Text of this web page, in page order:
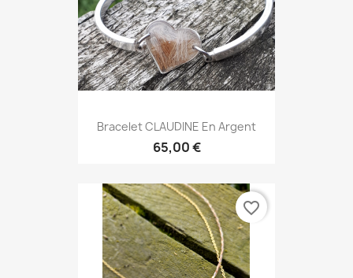
Bracelet CLAUDINE En Argent
65,00 €
favorite_border